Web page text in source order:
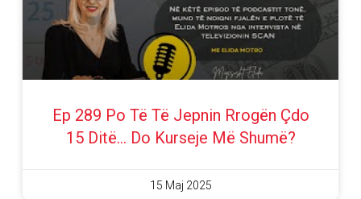
Ep 289 Po Të Të Jepnin Rrogën Çdo
15 Ditë… Do Kurseje Më Shumë?
15 Maj 2025